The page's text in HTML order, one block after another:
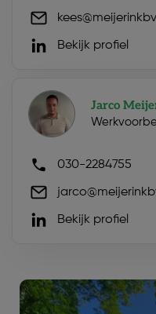
Bekijk profiel
Jarco
030-2284755
Bekijk profiel